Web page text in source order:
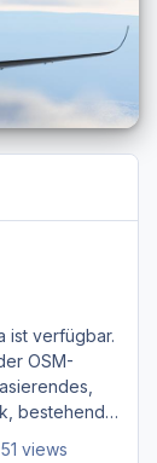
ist verfügbar.
OSM-
bestehend
views